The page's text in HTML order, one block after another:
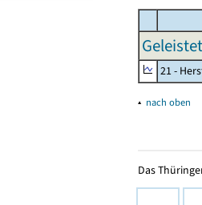
21 -
▴ nach oben
Das